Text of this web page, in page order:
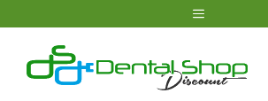
contenido
Menú